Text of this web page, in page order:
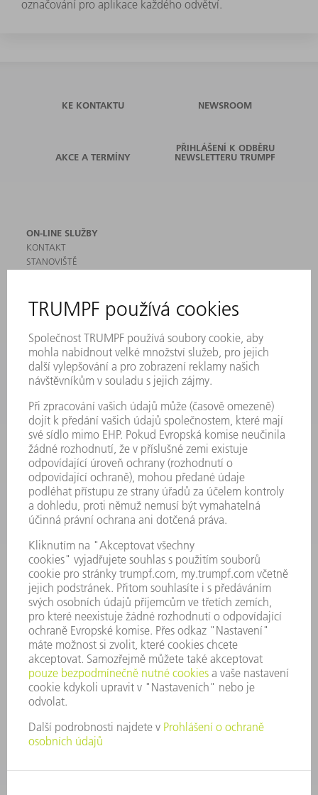
označování pro aplikace každého odvětví.
KE KONTAKTU NEWSROOM
AKCE A TERMÍNY
PŘIHLÁŠENÍ K ODBĚRU
NEWSLETTERU TRUMPF
ON-LINE SLUŽBY
KONTAKT
STANOVIŠTĚ
MYTRUMPF
BEZPEČNOSTNÍ LISTY
PRODUKTY
STROJE & SYSTÉMY
LASER
VÝKONOVÁ ELEKTRONIKA
SMART FACTORY
SOFTWARE
SERVIS
POUŽITÍ
ODVĚTVÍ
SPOLEČNOST
KARIÉRA
PRACOVNÍ NABÍDKY
PROFIL PODNIKU
VÝROČNÍ ZPRÁVA
ZÁSADY SPOLEČNOSTI
SHODA
SYSTÉM UPOZORŇOVAČŮ
SECURITY
TISKOVÉ ZPRÁVY
MAGAZÍN
UDRŽITELNOST
ŽIVOTNÍ PROSTŘEDÍ & KLIMA
SOCIÁLNÍ TÉMA & SPOLEČNOST
VEDENÍ FIRMY